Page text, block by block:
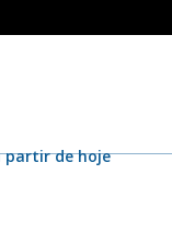
partir de hoje